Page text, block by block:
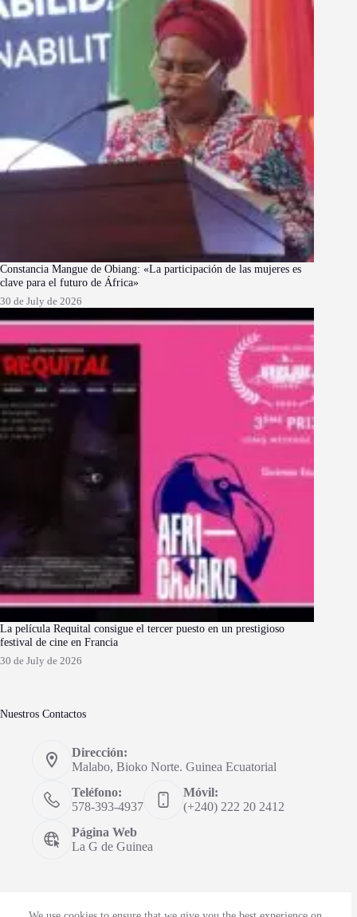
Constancia Mangue de Obiang: «La participación de las mujeres es
clave para el futuro de África»
30 de July de 2026
La película Requital consigue el tercer puesto en un prestigioso
festival de cine en Francia
30 de July de 2026
Nuestros Contactos
Dirección:
Malabo, Bioko Norte. Guinea Ecuatorial
Teléfono:
578-393-4937
Móvil:
(+240) 222 20 2412
Página Web
La G de Guinea